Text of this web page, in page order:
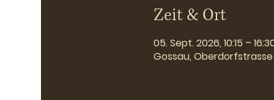
Zeit & Ort
05. Sept. 2026, 10:15 –
Gossau, Oberdorfstrasse